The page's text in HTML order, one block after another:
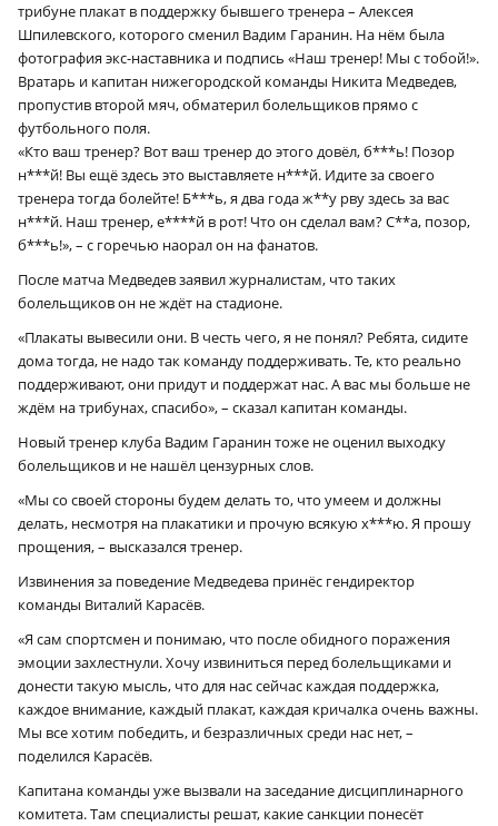
трибуне плакат в поддержку бывшего тренера – Алексея
Шпилевского, которого сменил Вадим Гаранин. На нём была
фотография экс-наставника и подпись «Наш тренер! Мы с тобой!».
Вратарь и капитан нижегородской команды Никита Медведев,
пропустив второй мяч, обматерил болельщиков прямо с
футбольного поля.
«Кто ваш тренер? Вот ваш тренер до этого довёл, б***ь! Позор
н***й! Вы ещё здесь это выставляете н***й. Идите за своего
тренера тогда болейте! Б***ь, я два года ж**у рву здесь за вас
н***й. Наш тренер, е****й в рот! Что он сделал вам? С**а, позор,
б***ь!», – с горечью наорал он на фанатов.
После матча Медведев заявил журналистам, что таких
болельщиков он не ждёт на стадионе.
«Плакаты вывесили они. В честь чего, я не понял? Ребята, сидите
дома тогда, не надо так команду поддерживать. Те, кто реально
поддерживают, они придут и поддержат нас. А вас мы больше не
ждём на трибунах, спасибо», – сказал капитан команды.
Новый тренер клуба Вадим Гаранин тоже не оценил выходку
болельщиков и не нашёл цензурных слов.
«Мы со своей стороны будем делать то, что умеем и должны
делать, несмотря на плакатики и прочую всякую х***ю. Я прошу
прощения, – высказался тренер.
Извинения за поведение Медведева принёс гендиректор
команды Виталий Карасёв.
«Я сам спортсмен и понимаю, что после обидного поражения
эмоции захлестнули. Хочу извиниться перед болельщиками и
донести такую мысль, что для нас сейчас каждая поддержка,
каждое внимание, каждый плакат, каждая кричалка очень важны.
Мы все хотим победить, и безразличных среди нас нет, –
поделился Карасёв.
Капитана команды уже вызвали на заседание дисциплинарного
комитета. Там специалисты решат, какие санкции понесёт